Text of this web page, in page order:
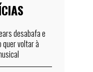
desabafa e
quer voltar à